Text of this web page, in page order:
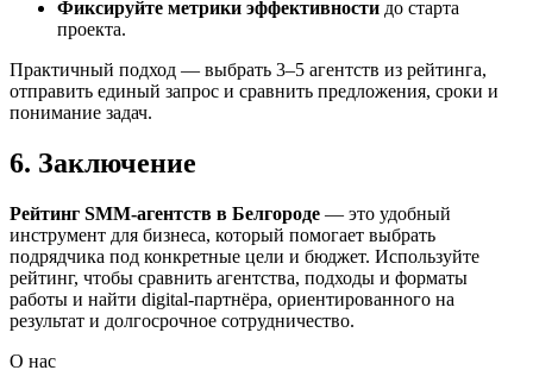
Фиксируйте метрики эффективности до старта
проекта.
Практичный подход — выбрать 3–5 агентств из рейтинга,
отправить единый запрос и сравнить предложения, сроки и
понимание задач.
6. Заключение
Рейтинг SMM‑агентств в Белгороде — это удобный
инструмент для бизнеса, который помогает выбрать
подрядчика под конкретные цели и бюджет. Используйте
рейтинг, чтобы сравнить агентства, подходы и форматы
работы и найти digital-партнёра, ориентированного на
результат и долгосрочное сотрудничество.
О нас